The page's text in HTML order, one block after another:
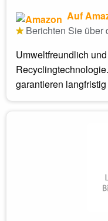
Auf
Berichten Sie über
Umweltfreundlich
garantieren